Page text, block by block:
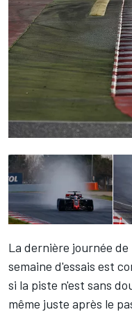
La dernière journée
semaine d'essais est
si la piste n'est sans
même juste après le